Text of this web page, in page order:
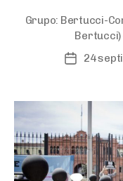
Grupo: Bertucci-
Bertucci)
Post
24